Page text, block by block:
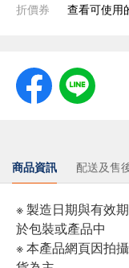
折價券 查看可使用
商品資訊 配送及售
※ 製造日期與有效
於包裝或產品中
※ 本產品網頁因拍